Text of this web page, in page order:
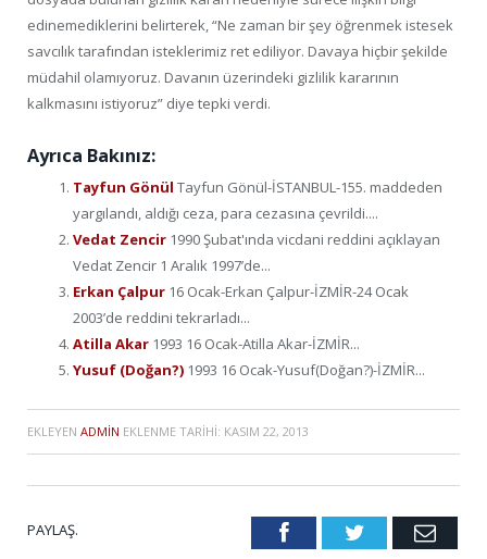
edinemediklerini belirterek, “Ne zaman bir şey öğrenmek istesek
savcılık tarafından isteklerimiz ret ediliyor. Davaya hiçbir şekilde
müdahil olamıyoruz. Davanın üzerindeki gizlilik kararının
kalkmasını istiyoruz” diye tepki verdi.
Ayrıca Bakınız:
Tayfun Gönül Tayfun Gönül-İSTANBUL-155. maddeden
yargılandı, aldığı ceza, para cezasına çevrildi....
Vedat Zencir 1990 Şubat'ında vicdani reddini açıklayan
Vedat Zencir 1 Aralık 1997’de...
Erkan Çalpur 16 Ocak-Erkan Çalpur-İZMİR-24 Ocak
2003’de reddini tekrarladı...
Atilla Akar 1993 16 Ocak-Atilla Akar-İZMİR...
Yusuf (Doğan?) 1993 16 Ocak-Yusuf(Doğan?)-İZMİR...
EKLEYEN ADMIN EKLENME TARIHI: KASIM 22, 2013
PAYLAŞ. FacebookTwitter Email